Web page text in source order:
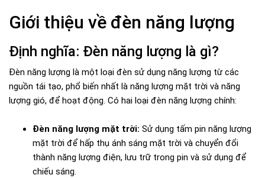
Giới thiệu về đèn năng lượng
Định nghĩa: Đèn năng lượng là gì?
Đèn năng lượng là một loại đèn sử dụng năng lượng từ các
nguồn tái tạo, phổ biến nhất là năng lượng mặt trời và năng
lượng gió, để hoạt động. Có hai loại đèn năng lượng chính:
Đèn năng lượng mặt trời: Sử dụng tấm pin năng lượng
mặt trời để hấp thụ ánh sáng mặt trời và chuyển đổi
thành năng lượng điện, lưu trữ trong pin và sử dụng để
chiếu sáng.